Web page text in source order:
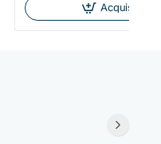
Acquista